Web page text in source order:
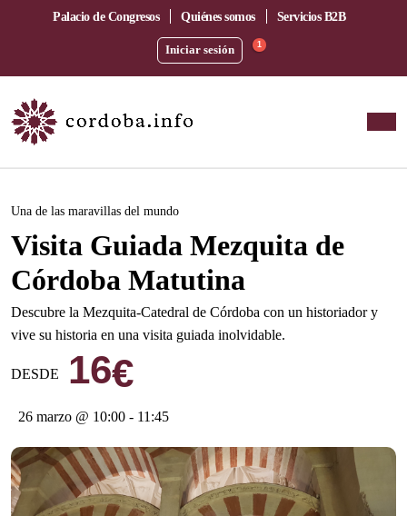
Palacio de Congresos Quiénes somos Servicios B2B
Iniciar sesión 1
Este evento ha pasado.
Una de las maravillas del mundo
Visita Guiada Mezquita de
Córdoba Matutina
Descubre la Mezquita-Catedral de Córdoba con un historiador y
vive su historia en una visita guiada inolvidable.
DESDE 16€
26 marzo @ 10:00 - 11:45